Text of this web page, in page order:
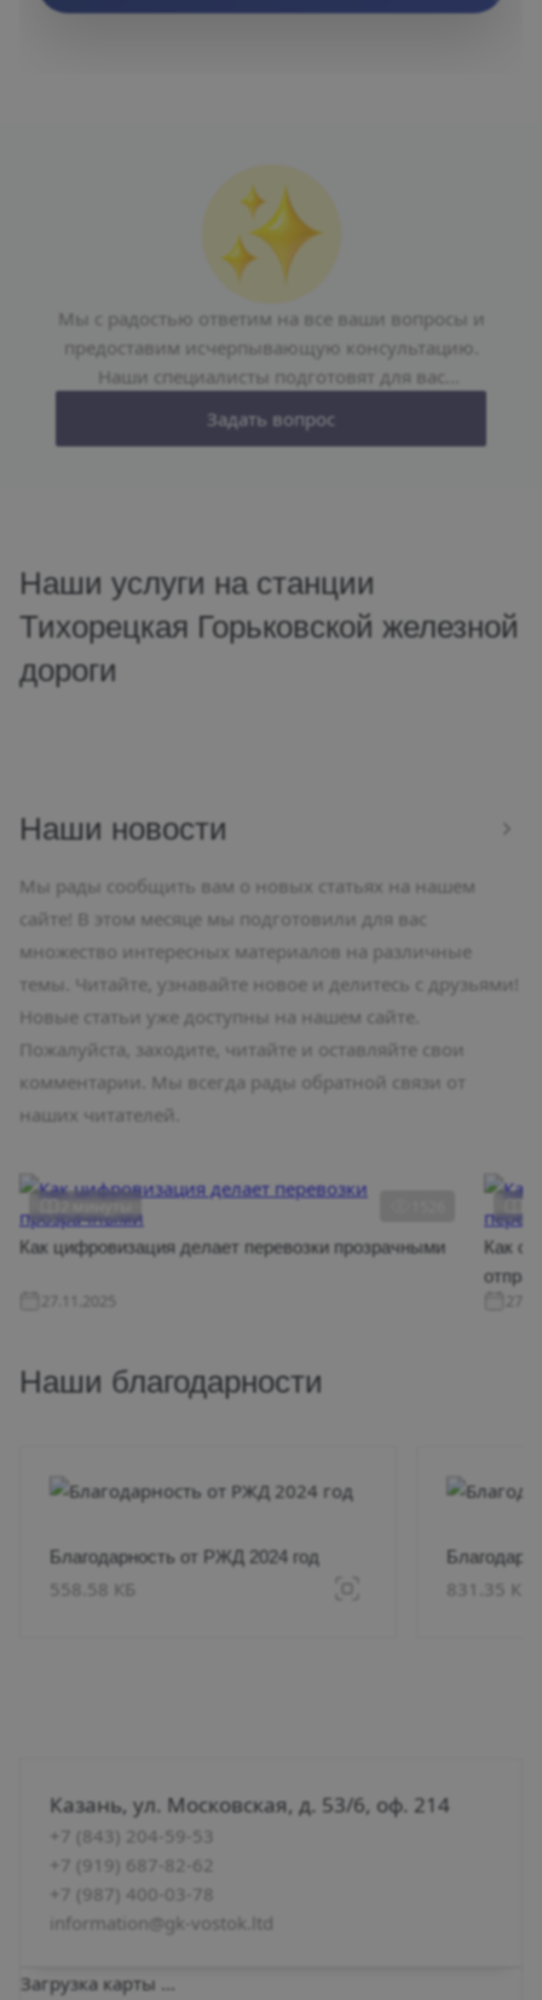
Мы с радостью ответим на все ваши вопросы и
предоставим исчерпывающую консультацию.
Наши специалисты подготовят для вас
пожелания и требования.
Задать вопрос
Наши услуги на станции
Тихорецкая Горьковской железной
дороги
Наши новости
Мы рады сообщить вам о новых статьях на нашем
сайте! В этом месяце мы подготовили для вас
множество интересных материалов на различные
темы. Читайте, узнавайте новое и делитесь с друзьями!
Новые статьи уже доступны на нашем сайте.
Пожалуйста, заходите, читайте и оставляйте свои
комментарии. Мы всегда рады обратной связи от
наших читателей.
2 минуты
Как цифровизация делает перевозки прозрачными
27.11.2025
Как
Наши благодарности
Благодарность от РЖД 2024 год
558.58 КБ 831.35 КБ
Казань, ул. Московская, д. 53/6, оф. 214
+7 (843) 204-59-53
+7 (919) 687-82-62
+7 (987) 400-03-78
information@gk-vostok.ltd
Загрузка карты ...